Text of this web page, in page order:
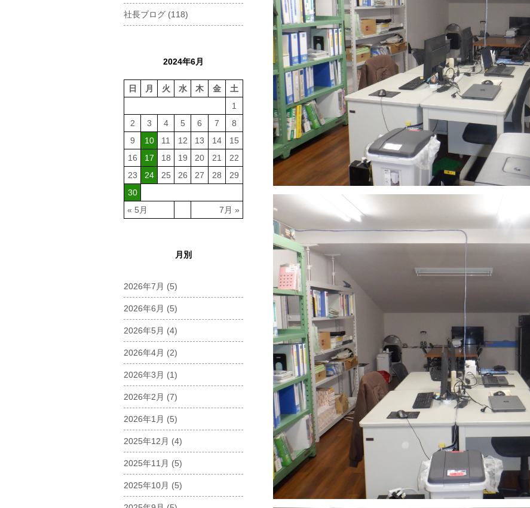
社長ブログ (118)
2024年6月
日 月 火 水 木 金 土
« 5月 7月 »
1
2
3 4 5 6 7
8
9
10 11 12 13 14
15
16
17 18 19 20 21
22
23
24 25 26 27 28
29
30
月別
2026年7月 (5)
2026年6月 (5)
2026年5月 (4)
2026年4月 (2)
2026年3月 (1)
2026年2月 (7)
2026年1月 (5)
2025年12月 (4)
2025年11月 (5)
2025年10月 (5)